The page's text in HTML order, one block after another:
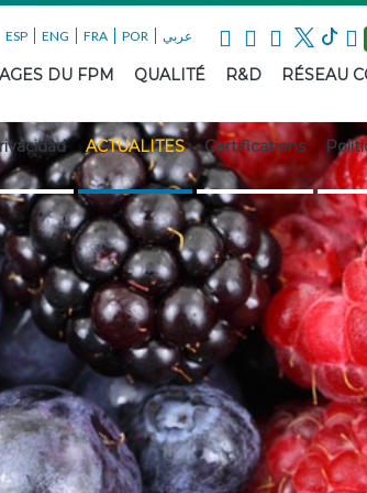
ESP ENG FRA POR عربي
DU FPM QUALITÉ R&D RÉSEAU
ACTUALITES Certifications